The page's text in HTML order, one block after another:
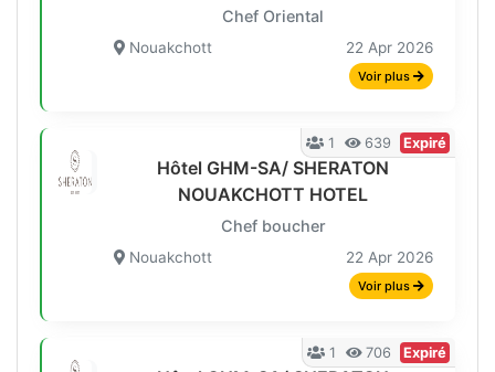
Chef Oriental
Nouakchott 22 Apr 2026
Voir plus
Hôtel GHM-SA/ SHERATON
NOUAKCHOTT HOTEL
Chef boucher
Nouakchott 22 Apr 2026
1 639 Expiré
Voir plus
1 706 Expiré